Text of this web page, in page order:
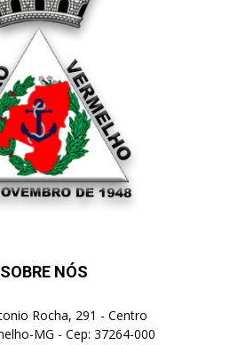
SOBRE NÓS
Rocha, 291 - Centro
MG - Cep: 37264-000